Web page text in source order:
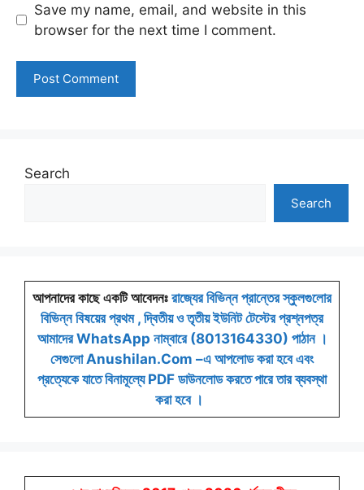
Save my name, email, and website in this
browser for the next time I comment.
Search
Search
আপনাদের কাছে একটি আবেদনঃ রাজ্যের বিভিন্ন প্রান্তের স্কুলগুলোর
বিভিন্ন বিষয়ের প্রথম , দ্বিতীয় ও তৃতীয় ইউনিট টেস্টের প্রশ্নপত্র
আমাদের WhatsApp নাম্বারে (8013164330) পাঠান ।
সেগুলো Anushilan.Com –এ আপলোড করা হবে এবং
প্রত্যেকে যাতে বিনামূল্যে PDF ডাউনলোড করতে পারে তার ব্যবস্থা
করা হবে ।